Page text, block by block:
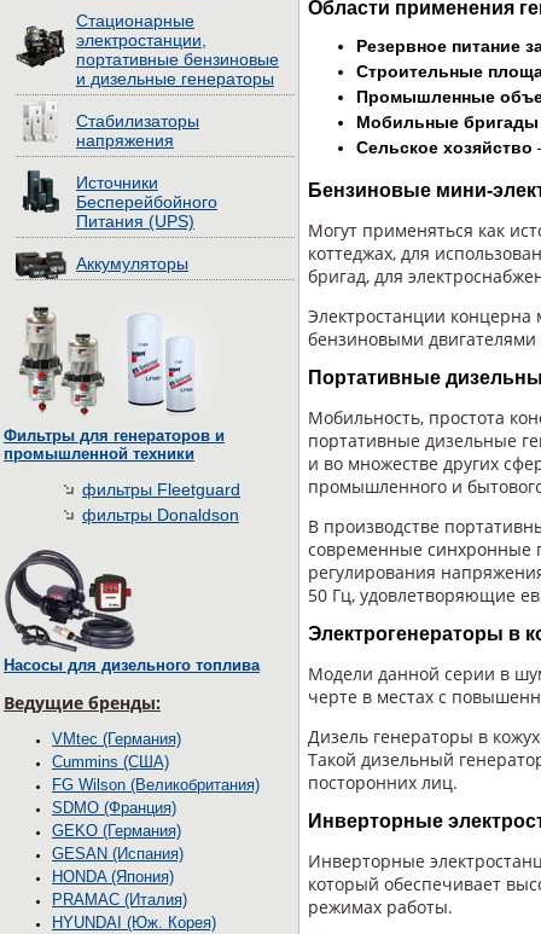
Стационарные
электростанции,
портативные бензиновые
и дизельные генераторы
Стабилизаторы
напряжения
Источники
Бесперейбойного
Питания (UPS)
Аккумуляторы
Фильтры для генераторов и
промышленной техники
фильтры Fleetguard
фильтры Donaldson
Насосы для дизельного топлива
Ведущие бренды:
VMtec (Германия)
Cummins (США)
FG Wilson (Великобритания)
SDMО (Франция)
GEKO (Германия)
GESAN (Испания)
HONDA (Япония)
PRAMAC (Италия)
HYUNDAI (Юж. Корея)
Области применения
Резервное питание
Строительные
Промышленные
Мобильные бригады
Сельское хозяйство
Бензиновые мини-
Могут применяться как
коттеджах, для
бригад, для
Электростанции
бензиновыми двигателями
Портативные
Мобильность, простота
портативные дизельные
и во множестве других
промышленного и
В производстве
современные синхронные
регулирования
50 Гц, удовлетворяющие
Электрогенераторы в
Модели данной серии в
черте в местах с
Дизель генераторы в
Такой дизельный
посторонних лиц.
Инверторные
Инверторные
который обеспечивает
режимах работы.